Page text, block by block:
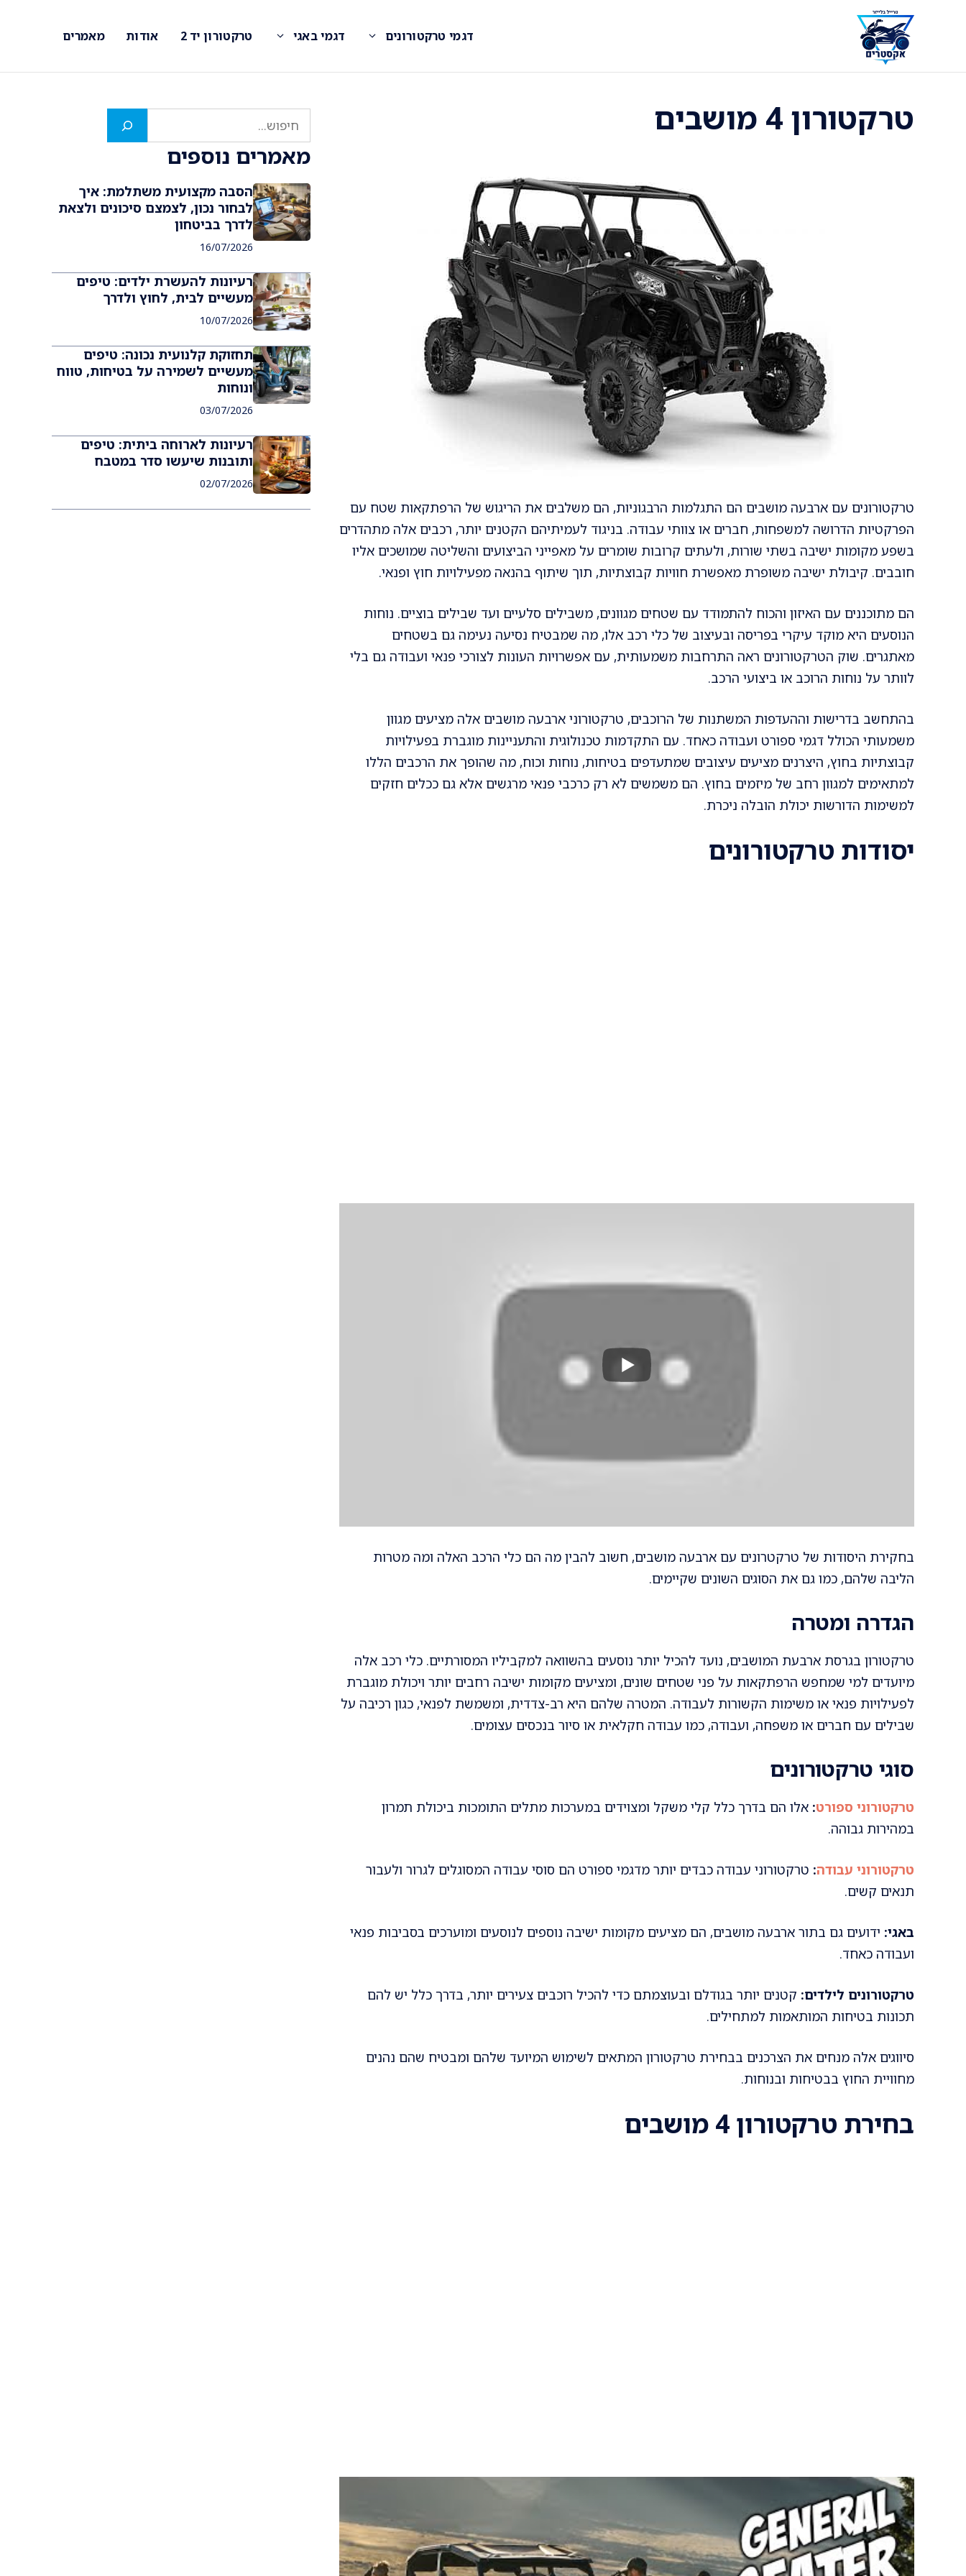
דגמי טרקטורונים דגמי באגי טרקטורון יד 2 אודות מאמרים
טרקטורון 4 מושבים
טרקטורונים עם ארבעה מושבים הם התגלמות הרבגוניות, הם משלבים את הריגוש של הרפתקאות שטח עם
הפרקטיות הדרושה למשפחות, חברים או צוותי עבודה. בניגוד לעמיתיהם הקטנים יותר, רכבים אלה מתהדרים
בשפע מקומות ישיבה בשתי שורות, ולעתים קרובות שומרים על מאפייני הביצועים והשליטה שמושכים אליו
חובבים. קיבולת ישיבה משופרת מאפשרת חוויות קבוצתיות, תוך שיתוף בהנאה מפעילויות חוץ ופנאי.
הם מתוכננים עם האיזון והכוח להתמודד עם שטחים מגוונים, משבילים סלעיים ועד שבילים בוציים. נוחות
הנוסעים היא מוקד עיקרי בפריסה ובעיצוב של כלי רכב אלו, מה שמבטיח נסיעה נעימה גם בשטחים
מאתגרים. שוק הטרקטורונים ראה התרחבות משמעותית, עם אפשרויות העונות לצורכי פנאי ועבודה גם בלי
לוותר על נוחות הרוכב או ביצועי הרכב.
בהתחשב בדרישות וההעדפות המשתנות של הרוכבים, טרקטורוני ארבעה מושבים אלה מציעים מגוון
משמעותי הכולל דגמי ספורט ועבודה כאחד. עם התקדמות טכנולוגית והתעניינות מוגברת בפעילויות
קבוצתיות בחוץ, היצרנים מציעים עיצובים שמתעדפים בטיחות, נוחות וכוח, מה שהופך את הרכבים הללו
למתאימים למגוון רחב של מיזמים בחוץ. הם משמשים לא רק כרכבי פנאי מרגשים אלא גם ככלים חזקים
למשימות הדורשות יכולת הובלה ניכרת.
יסודות טרקטורונים
בחקירת היסודות של טרקטרונים עם ארבעה מושבים, חשוב להבין מה הם כלי הרכב האלה ומה מטרות
הליבה שלהם, כמו גם את הסוגים השונים שקיימים.
הגדרה ומטרה
טרקטורון בגרסת ארבעת המושבים, נועד להכיל יותר נוסעים בהשוואה למקביליו המסורתיים. כלי רכב אלה
מיועדים למי שמחפש הרפתקאות על פני שטחים שונים, ומציעים מקומות ישיבה רחבים יותר ויכולת מוגברת
לפעילויות פנאי או משימות הקשורות לעבודה. המטרה שלהם היא רב-צדדית, ומשמשת לפנאי, כגון רכיבה על
שבילים עם חברים או משפחה, ועבודה, כמו עבודה חקלאית או סיור בנכסים עצומים.
סוגי טרקטורונים
טרקטורוני ספורט: אלו הם בדרך כלל קלי משקל ומצוידים במערכות מתלים התומכות ביכולת תמרון
במהירות גבוהה.
טרקטורוני עבודה: טרקטורוני עבודה כבדים יותר מדגמי ספורט הם סוסי עבודה המסוגלים לגרור ולעבור
תנאים קשים.
באגי: ידועים גם בתור ארבעה מושבים, הם מציעים מקומות ישיבה נוספים לנוסעים ומוערכים בסביבות פנאי
ועבודה כאחד.
טרקטורונים לילדים: קטנים יותר בגודלם ובעוצמתם כדי להכיל רוכבים צעירים יותר, בדרך כלל יש להם
תכונות בטיחות המותאמות למתחילים.
סיווגים אלה מנחים את הצרכנים בבחירת טרקטורון המתאים לשימוש המיועד שלהם ומבטיח שהם נהנים
מחוויית החוץ בבטיחות ובנוחות.
בחירת טרקטורון 4 מושבים
חיפוש
מאמרים נוספים
הסבה מקצועית משתלמת: איך
לבחור נכון, לצמצם סיכונים ולצאת
לדרך בביטחון
16/07/2026
רעיונות להעשרת ילדים: טיפים
מעשיים לבית, לחוץ ולדרך
10/07/2026
תחזוקת קלנועית נכונה: טיפים
מעשיים לשמירה על בטיחות, טווח
ונוחות
03/07/2026
רעיונות לארוחה ביתית: טיפים
ותובנות שיעשו סדר במטבח
02/07/2026